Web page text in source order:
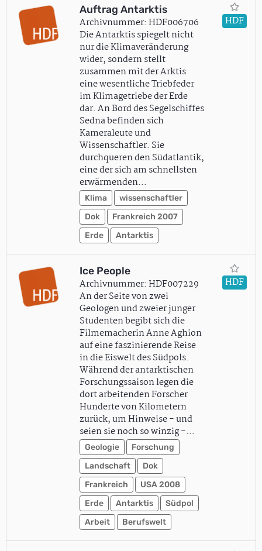
Auftrag Antarktis
Archivnummer: HDF006706
Die Antarktis spiegelt nicht
nur die Klimaveränderung
wider, sondern stellt
zusammen mit der Arktis
eine wesentliche Triebfeder
im Klimagetriebe der Erde
dar. An Bord des Segelschiffes
Sedna befinden sich
Kameraleute und
Wissenschaftler. Sie
durchqueren den Südatlantik,
eine der sich am schnellsten
erwärmenden…
Klima
wissenschaftler
Dok
Frankreich 2007
Erde
Antarktis
HDF
Ice People
Archivnummer: HDF007229
An der Seite von zwei
Geologen und zweier junger
Studenten begibt sich die
Filmemacherin Anne Aghion
auf eine faszinierende Reise
in die Eiswelt des Südpols.
Während der antarktischen
Forschungssaison legen die
dort arbeitenden Forscher
Hunderte von Kilometern
zurück, um Hinweise - und
seien sie noch so winzig -…
Geologie
Forschung
Landschaft
Dok
Frankreich
USA 2008
Erde
Antarktis
Südpol
Arbeit
Berufswelt
HDF